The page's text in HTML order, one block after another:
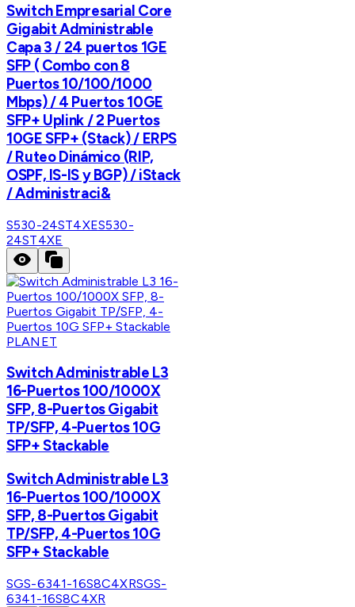
Switch Empresarial Core
Gigabit Administrable
Capa 3 / 24 puertos 1GE
SFP ( Combo con 8
Puertos 10/100/1000
Mbps) / 4 Puertos 10GE
SFP+ Uplink / 2 Puertos
10GE SFP+ (Stack) / ERPS
/ Ruteo Dinámico (RIP,
OSPF, IS-IS y BGP) / iStack
/ Administraci&
S530-24ST4XES530-
24ST4XE
PLANET
Switch Administrable L3
16-Puertos 100/1000X
SFP, 8-Puertos Gigabit
TP/SFP, 4-Puertos 10G
SFP+ Stackable
Switch Administrable L3
16-Puertos 100/1000X
SFP, 8-Puertos Gigabit
TP/SFP, 4-Puertos 10G
SFP+ Stackable
SGS-6341-16S8C4XRSGS-
6341-16S8C4XR